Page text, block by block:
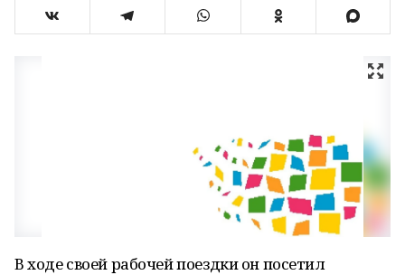
В ходе своей рабочей поездки он посетил